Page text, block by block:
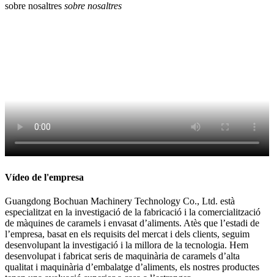
sobre nosaltres sobre nosaltres
Vídeo de l'empresa
Guangdong Bochuan Machinery Technology Co., Ltd. està
especialitzat en la investigació de la fabricació i la comercialització
de màquines de caramels i envasat d’aliments. Atès que l’estadi de
l’empresa, basat en els requisits del mercat i dels clients, seguim
desenvolupant la investigació i la millora de la tecnologia. Hem
desenvolupat i fabricat seris de maquinària de caramels d’alta
qualitat i maquinària d’embalatge d’aliments, els nostres productes